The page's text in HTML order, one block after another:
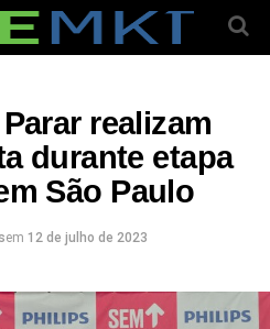
realizam
durante etapa
São Paulo
em 12 de julho de 2023